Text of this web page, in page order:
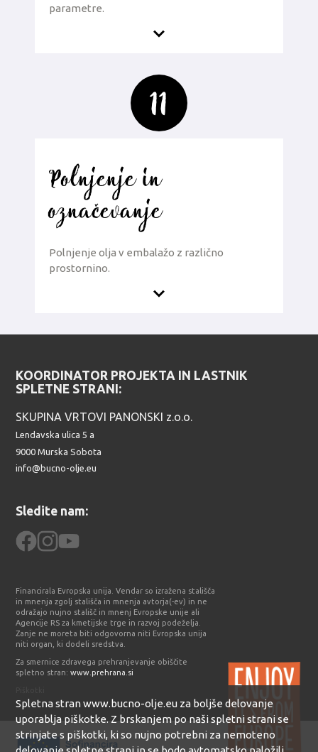
parametre.
11
Polnjenje in
označevanje
Polnjenje olja v embalažo z različno
prostornino.
KOORDINATOR PROJEKTA IN LASTNIK
SPLETNE STRANI:
SKUPINA VRTOVI PANONSKI z.o.o.
Lendavska ulica 5 a
9000 Murska Sobota
info@bucno-olje.eu
Sledite nam:
Financirala Evropska unija. Vendar so izražena stališča
in mnenja zgolj stališča in mnenja avtorja(-ev) in ne
odražajo nujno stališč in mnenj Evropske unije ali
Agencije RS za kmetijske trge in razvoj podeželja.
Zanje ne moreta biti odgovorna niti Evropska unija
niti organ, ki dodeli sredstva.
Za smernice zdravega prehranjevanje obiščite
spletno stran:www.prehrana.si
Spletna stran www.bucno-olje.eu za boljše delovanje
uporablja piškotke. Z brskanjem po naši spletni strani se
strinjate s piškotki, ki so nujno potrebni za nemoteno